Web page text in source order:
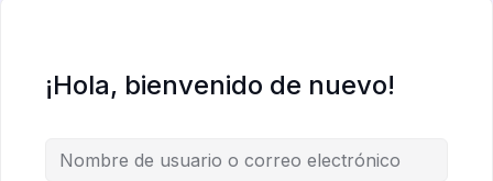
¡Hola, bienvenido de nuevo!